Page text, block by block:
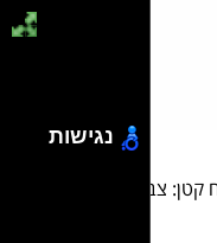
צבע ותאורה
נגישות